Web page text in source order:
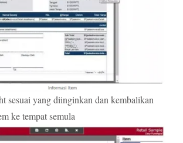
sesuai yang diinginkan dan kembalikan
ke tempat semula